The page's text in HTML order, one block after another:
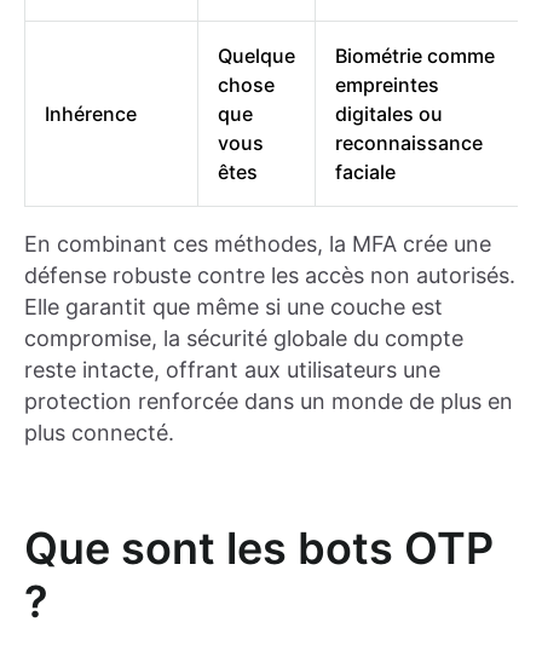
Inhérence
Quelque
chose
que
vous
êtes
Biométrie comme
empreintes
digitales ou
reconnaissance
faciale
En combinant ces méthodes, la MFA crée une
défense robuste contre les accès non autorisés.
Elle garantit que même si une couche est
compromise, la sécurité globale du compte
reste intacte, offrant aux utilisateurs une
protection renforcée dans un monde de plus en
plus connecté.
Que sont les bots OTP
?